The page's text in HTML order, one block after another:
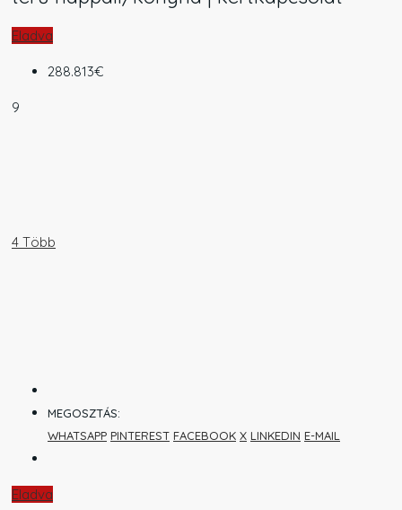
Eladva
288.813€
9
4 Több
MEGOSZTÁS:
WHATSAPP PINTEREST FACEBOOK X LINKEDIN E-MAIL
Eladva